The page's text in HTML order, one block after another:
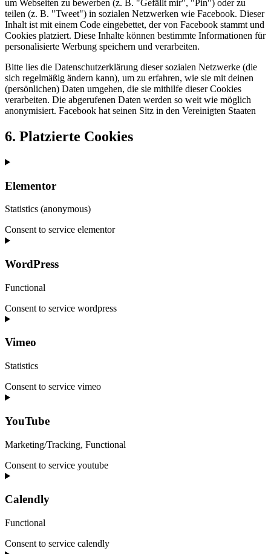
um Webseiten zu bewerben (z. B. "Gefällt mir", "Pin") oder zu
teilen (z. B. "Tweet") in sozialen Netzwerken wie Facebook. Dieser
Inhalt ist mit einem Code eingebettet, der von Facebook stammt und
Cookies platziert. Diese Inhalte können bestimmte Informationen für
personalisierte Werbung speichern und verarbeiten.
Bitte lies die Datenschutzerklärung dieser sozialen Netzwerke (die
sich regelmäßig ändern kann), um zu erfahren, wie sie mit deinen
(persönlichen) Daten umgehen, die sie mithilfe dieser Cookies
verarbeiten. Die abgerufenen Daten werden so weit wie möglich
anonymisiert. Facebook hat seinen Sitz in den Vereinigten Staaten
6. Platzierte Cookies
Elementor
Statistics (anonymous)
Consent to service elementor
WordPress
Functional
Consent to service wordpress
Vimeo
Statistics
Consent to service vimeo
YouTube
Marketing/Tracking, Functional
Consent to service youtube
Calendly
Functional
Consent to service calendly